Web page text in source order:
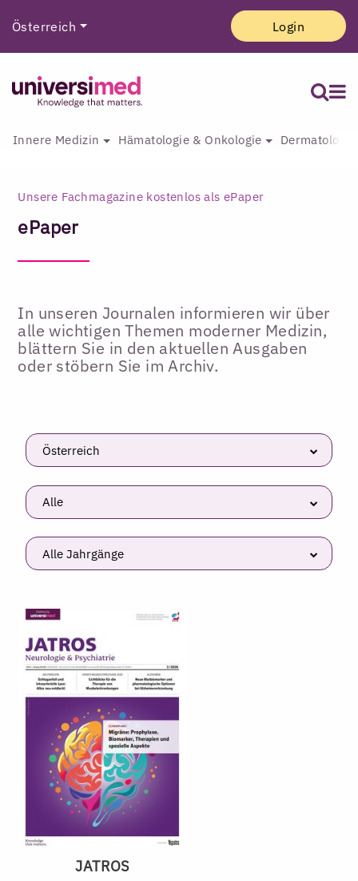
Österreich Login
Innere Medizin Hämatologie & Onkologie
Unsere Fachmagazine kostenlos als ePaper
ePaper
In unseren Journalen informieren wir über
alle wichtigen Themen moderner Medizin,
blättern Sie in den aktuellen Ausgaben
oder stöbern Sie im Archiv.
JATROS